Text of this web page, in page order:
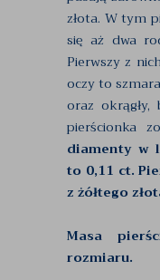
złota. W tym
się aż dwa
Pierwszy z
oczy to
oraz
pierścionka
diamenty w
to 0,11 ct.
z żółtego
Masa
rozmiaru.